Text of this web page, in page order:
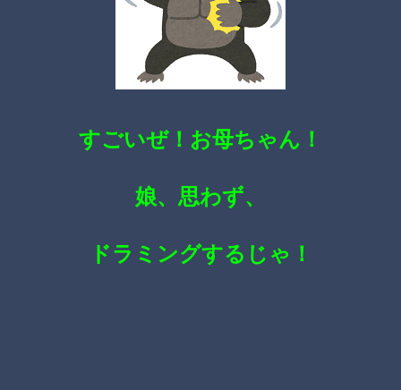
すごいぜ！お母ちゃん！
娘、思わず、
ドラミングするじゃ！